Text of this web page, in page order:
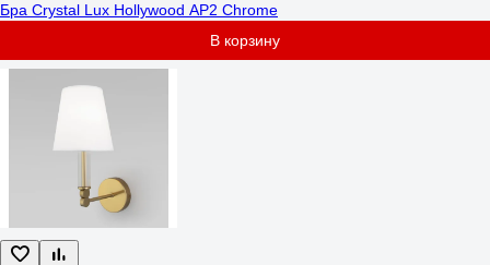
Бра Crystal Lux Hollywood AP2 Chrome
В корзину